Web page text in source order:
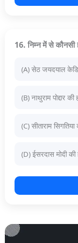
16. निम्न में से कौनसी
(A) सेठ जयदयाल
(B) नाथुराम पोद्दार की
(C) सीताराम
(D) ईसरदास मोदी की